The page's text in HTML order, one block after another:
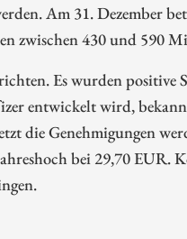
Am 31. Dezember
zwischen 430 und 590
Es wurden positive
entwickelt wird,
die Genehmigungen
bei 29,70 EUR.